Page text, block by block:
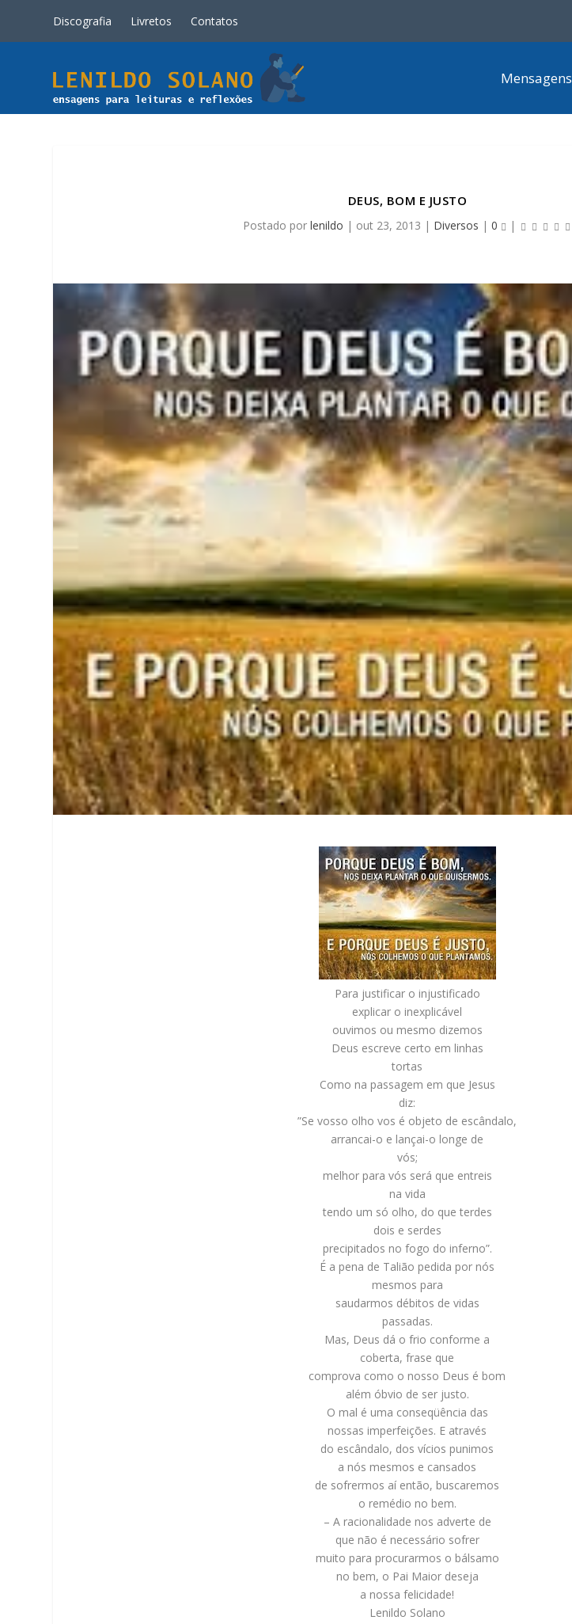
Discografia Livretos Contatos
Mensagens
DEUS, BOM E JUSTO
Postado porlenildo | out 23, 2013 | Diversos |0 |
Para justificar o injustificado
explicar o inexplicável
ouvimos ou mesmo dizemos
Deus escreve certo em linhas
tortas
Como na passagem em que Jesus
diz:
”Se vosso olho vos é objeto de escândalo,
arrancai-o e lançai-o longe de
vós;
melhor para vós será que entreis
na vida
tendo um só olho, do que terdes
dois e serdes
precipitados no fogo do inferno”.
É a pena de Talião pedida por nós
mesmos para
saudarmos débitos de vidas
passadas.
Mas, Deus dá o frio conforme a
coberta, frase que
comprova como o nosso Deus é bom
além óbvio de ser justo.
O mal é uma conseqüência das
nossas imperfeições. E através
do escândalo, dos vícios punimos
a nós mesmos e cansados
de sofrermos aí então, buscaremos
o remédio no bem.
– A racionalidade nos adverte de
que não é necessário sofrer
muito para procurarmos o bálsamo
no bem, o Pai Maior deseja
a nossa felicidade!
Lenildo Solano